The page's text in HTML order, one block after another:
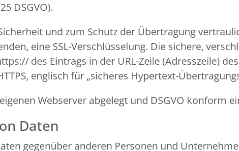
DSGVO).
und zum Schutz der Übertragung
eine SSL-Verschlüsselung. Die sichere,
des Eintrags in der URL-Zeile (Adresszeile)
englisch für „sicheres Hypertext-
Webserver abgelegt und DSGVO konform
Daten
gegenüber anderen Personen und